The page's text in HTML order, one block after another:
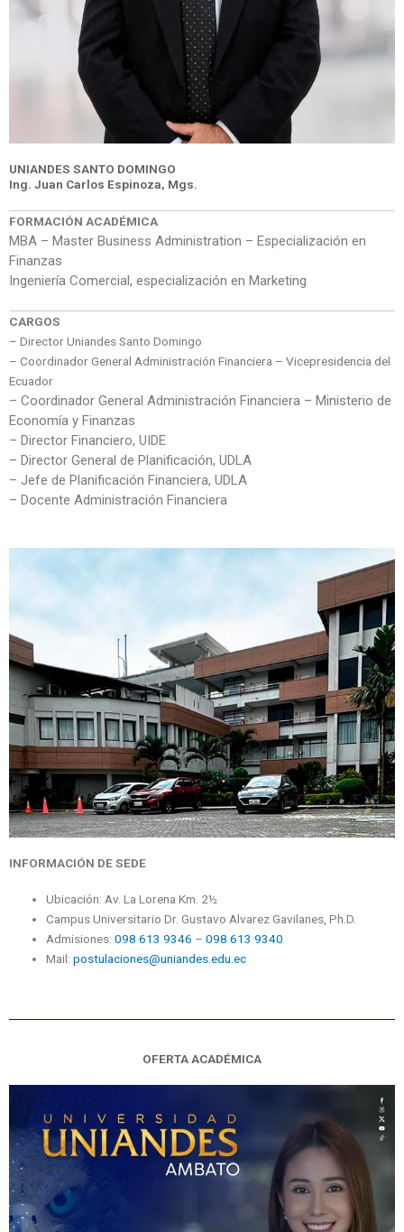
UNIANDES SANTO DOMINGO
Ing. Juan Carlos Espinoza, Mgs.
FORMACIÓN ACADÉMICA
MBA – Master Business Administration – Especialización en
Finanzas
Ingeniería Comercial, especialización en Marketing
CARGOS
– Director Uniandes Santo Domingo
– Coordinador General Administración Financiera – Vicepresidencia del
Ecuador
– Coordinador General Administración Financiera – Ministerio de
Economía y Finanzas
– Director Financiero, UIDE
– Director General de Planificación, UDLA
– Jefe de Planificación Financiera, UDLA
– Docente Administración Financiera
INFORMACIÓN DE SEDE
Ubicación: Av. La Lorena Km. 2½
Campus Universitario Dr. Gustavo Alvarez Gavilanes, Ph.D.
Admisiones:098 613 9346 –098 613 9340
Mail:postulaciones@uniandes.edu.ec
OFERTA ACADÉMICA